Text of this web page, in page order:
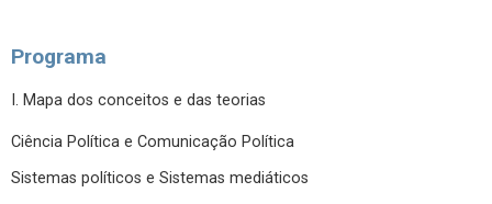
Programa
I. Mapa dos conceitos e das teorias
Ciência Política e Comunicação Política
Sistemas políticos e Sistemas mediáticos